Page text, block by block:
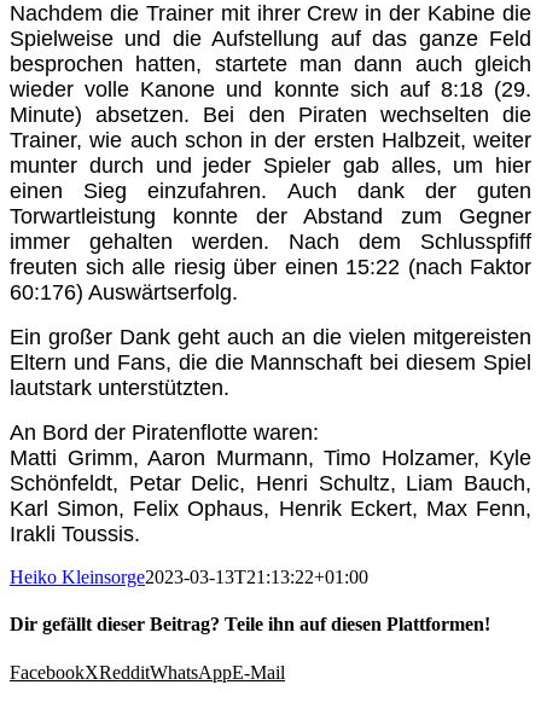
Nachdem die Trainer mit ihrer Crew in der Kabine die
Spielweise und die Aufstellung auf das ganze Feld
besprochen hatten, startete man dann auch gleich
wieder volle Kanone und konnte sich auf 8:18 (29.
Minute) absetzen. Bei den Piraten wechselten die
Trainer, wie auch schon in der ersten Halbzeit, weiter
munter durch und jeder Spieler gab alles, um hier
einen Sieg einzufahren. Auch dank der guten
Torwartleistung konnte der Abstand zum Gegner
immer gehalten werden. Nach dem Schlusspfiff
freuten sich alle riesig über einen 15:22 (nach Faktor
60:176) Auswärtserfolg.
Ein großer Dank geht auch an die vielen mitgereisten
Eltern und Fans, die die Mannschaft bei diesem Spiel
lautstark unterstützten.
An Bord der Piratenflotte waren:
Matti Grimm, Aaron Murmann, Timo Holzamer, Kyle
Schönfeldt, Petar Delic, Henri Schultz, Liam Bauch,
Karl Simon, Felix Ophaus, Henrik Eckert, Max Fenn,
Irakli Toussis.
Heiko Kleinsorge2023-03-13T21:13:22+01:00
Dir gefällt dieser Beitrag? Teile ihn auf diesen Plattformen!
FacebookXRedditWhatsAppE-Mail